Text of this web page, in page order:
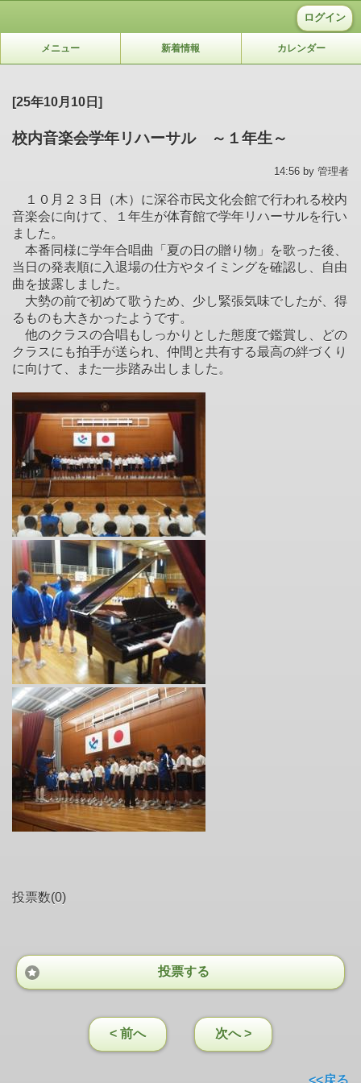
ログイン
メニュー 新着情報 カレンダー
[25年10月10日]
校内音楽会学年リハーサル ～１年生～
14:56 by 管理者
１０月２３日（木）に深谷市民文化会館で行われる校内
音楽会に向けて、１年生が体育館で学年リハーサルを行い
ました。
本番同様に学年合唱曲「夏の日の贈り物」を歌った後、
当日の発表順に入退場の仕方やタイミングを確認し、自由
曲を披露しました。
大勢の前で初めて歌うため、少し緊張気味でしたが、得
るものも大きかったようです。
他のクラスの合唱もしっかりとした態度で鑑賞し、どの
クラスにも拍手が送られ、仲間と共有する最高の絆づくり
に向けて、また一歩踏み出しました。
投票数(0)
投票する
< 前へ 次へ >
<<戻る